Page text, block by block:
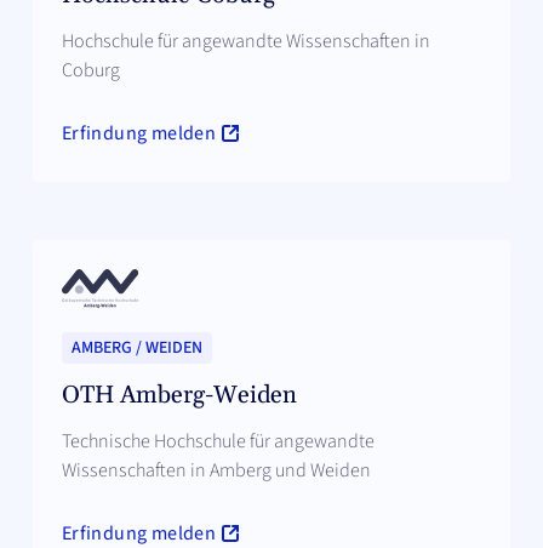
Hochschule für angewandte Wissenschaften in
Coburg
Erfindung melden
AMBERG / WEIDEN
OTH Amberg-Weiden
Technische Hochschule für angewandte
Wissenschaften in Amberg und Weiden
Erfindung melden